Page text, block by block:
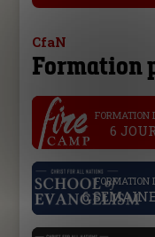
CfaN
Formation
FORMATION
6
FORMATION
6